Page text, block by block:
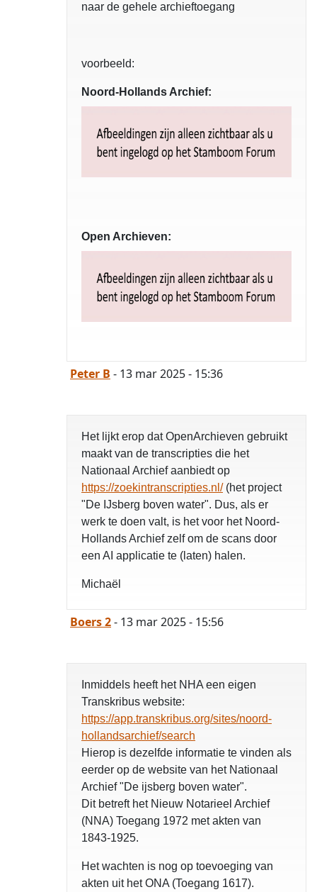
naar de gehele archieftoegang
voorbeeld:
Noord-Hollands Archief:
Open Archieven:
Peter B - 13 mar 2025 - 15:36
Het lijkt erop dat OpenArchieven gebruikt
maakt van de transcripties die het
Nationaal Archief aanbiedt op
https://zoekintranscripties.nl/(het project
"De IJsberg boven water". Dus, als er
werk te doen valt, is het voor het Noord-
Hollands Archief zelf om de scans door
een AI applicatie te (laten) halen.
Michaël
Boers 2- 13 mar 2025 - 15:56
Inmiddels heeft het NHA een eigen
Transkribus website:
https://app.transkribus.org/sites/noord-
hollandsarchief/search
Hierop is dezelfde informatie te vinden als
eerder op de website van het Nationaal
Archief "De ijsberg boven water".
Dit betreft het Nieuw Notarieel Archief
(NNA) Toegang 1972 met akten van
1843-1925.
Het wachten is nog op toevoeging van
akten uit het ONA (Toegang 1617).